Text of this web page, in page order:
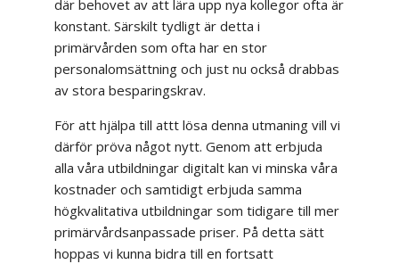
där behovet av att lära upp nya kollegor ofta är
konstant. Särskilt tydligt är detta i
primärvården som ofta har en stor
personalomsättning och just nu också drabbas
av stora besparingskrav.
För att hjälpa till attt lösa denna utmaning vill vi
därför pröva något nytt. Genom att erbjuda
alla våra utbildningar digitalt kan vi minska våra
kostnader och samtidigt erbjuda samma
högkvalitativa utbildningar som tidigare till mer
primärvårdsanpassade priser. På detta sätt
hoppas vi kunna bidra till en fortsatt